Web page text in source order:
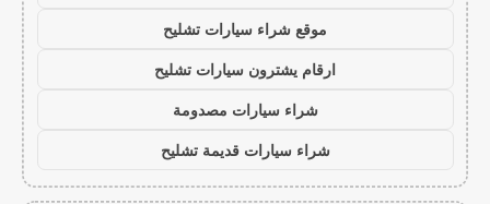
موقع شراء سيارات تشليح
ارقام يشترون سيارات تشليح
شراء سيارات مصدومة
شراء سيارات قديمة تشليح